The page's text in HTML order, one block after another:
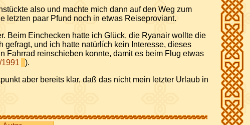
also und machte mich dann auf den Weg zum
letzten paar Pfund noch in etwas Reiseproviant.
Beim Einchecken hatte ich Glück, die Ryanair wollte die
und ich hatte natürlích kein Interesse, dieses
Fahrrad reinschieben konnte, damit es beim Flug etwas
1991
).
aber bereits klar, daß das nicht mein letzter Urlaub in